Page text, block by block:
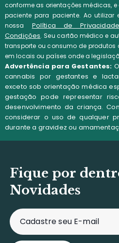
conforme as orientações médicas,
paciente para paciente. Ao utilizar
nossa Política de Privacidade
Condições.Seu cartão médico e
transporte ou consumo de
em locais ou países onde a
Advertência para Gestantes:
cannabis por gestantes e
exceto sob orientação médica
gestação pode representar
desenvolvimento da criança.
considerar o uso de qualquer
durante a gravidez ou
Fique por
Novidades